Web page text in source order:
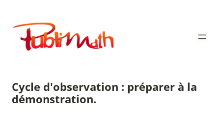
contenu
Publimath
Cycle d'observation : préparer à la
démonstration.